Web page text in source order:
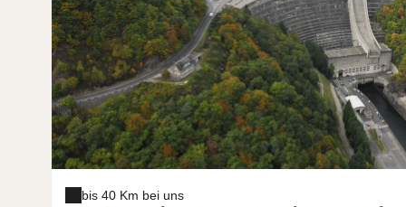
bis 40 Km bei uns